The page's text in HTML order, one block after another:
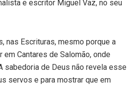
e escritor Miguel Vaz, no seu
nas Escrituras, mesmo porque a
Cantares de Salomão, onde
sabedoria de Deus não revela esse
servos e para mostrar que em